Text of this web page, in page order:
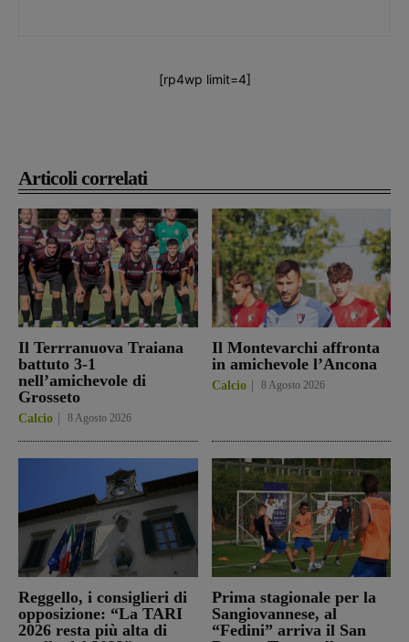
Articoli correlati
Il Terrranuova Traiana
battuto 3-1
nell’amichevole di
Grosseto
Calcio 8 Agosto 2026
Il Montevarchi affronta
in amichevole l’Ancona
Calcio 8 Agosto 2026
Reggello, i consiglieri di
opposizione: “La TARI
2026 resta più alta di
Prima stagionale per la
Sangiovannese, al
“Fedini” arriva il San
[rp4wp limit=4]